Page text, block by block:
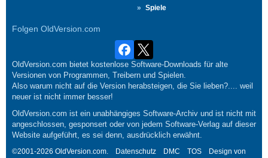
Spiele
Folgen OldVersion.com
OldVersion.com bietet kostenlose Software-Downloads für alte
Versionen von Programmen, Treibern und Spielen.
Also warum nicht auf die Version herabsteigen, die Sie lieben?.... weil
neuer ist nicht immer besser!
OldVersion.com ist ein unabhängiges Software-Archiv und ist nicht mit
angeschlossen, gesponsert oder von jedem Software-Verlag auf dieser
Website aufgeführt, es sei denn, ausdrücklich erwähnt.
©2001-2026 OldVersion.com. Datenschutz DMC TOS
Design von